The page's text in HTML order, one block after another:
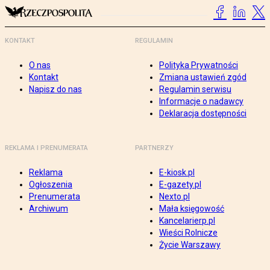
KONTAKT
O nas
Kontakt
Napisz do nas
REGULAMIN
Polityka Prywatności
Zmiana ustawień zgód
Regulamin serwisu
Informacje o nadawcy
Deklaracja dostępności
REKLAMA I PRENUMERATA
Reklama
Ogłoszenia
Prenumerata
Archiwum
PARTNERZY
E-kiosk.pl
E-gazety.pl
Nexto.pl
Mała księgowość
Kancelarierp.pl
Wieści Rolnicze
Życie Warszawy